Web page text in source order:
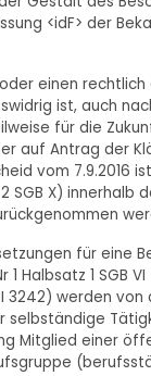
<idF> der
einen
ist, auch
für die
auf Antrag der
vom 7.9.2016
X) innerhalb
für eine
Halbsatz 1 SGB
I 3242) werden
Mitglied einer